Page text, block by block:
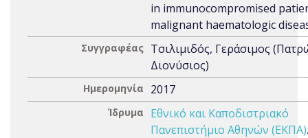
in immunocompromised
malignant haematologic
Συγγραφέας Τσιλιμιδός, Γεράσιμος
Διονύσιος)
Ημερομηνία 2017
Ίδρυμα
Εθνικό και Καποδιστριακό
Πανεπιστήμιο Αθηνών (ΕΚΠΑ)